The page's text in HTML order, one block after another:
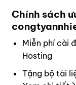
Chính sách
Miễn phí cài
Hosting
Tặng bộ tài